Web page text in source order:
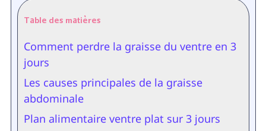
Table des matières
Comment perdre la graisse du ventre en 3
jours
Les causes principales de la graisse
abdominale
Plan alimentaire ventre plat sur 3 jours